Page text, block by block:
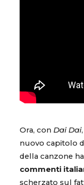
Ora, con Dai Dai
nuovo capitolo
della canzone
commenti
scherzato sul